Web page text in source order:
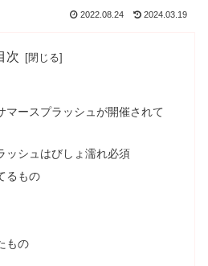
2022.08.24 2024.03.19
次
マースプラッシュが開催されて
ッシュはびしょ濡れ必須
るもの
もの